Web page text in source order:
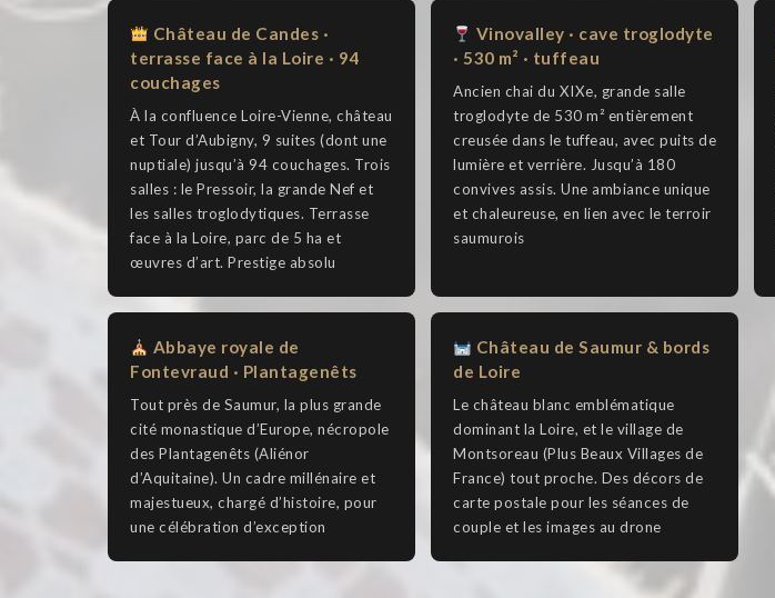
Château de Candes ·
terrasse face à la Loire · 94
couchages
À la confluence Loire-Vienne, château
et Tour d’Aubigny, 9 suites (dont une
nuptiale) jusqu’à 94 couchages. Trois
salles : le Pressoir, la grande Nef et
les salles troglodytiques. Terrasse
face à la Loire, parc de 5 ha et
œuvres d’art. Prestige absolu
Vinovalley · cave troglodyte
· 530 m² · tuffeau
Ancien chai du XIXe, grande salle
troglodyte de 530 m² entièrement
creusée dans le tuffeau, avec puits de
lumière et verrière. Jusqu’à 180
convives assis. Une ambiance unique
et chaleureuse, en lien avec le terroir
saumurois
Abbaye royale de
Fontevraud · Plantagenêts
Tout près de Saumur, la plus grande
cité monastique d’Europe, nécropole
des Plantagenêts (Aliénor
d’Aquitaine). Un cadre millénaire et
majestueux, chargé d’histoire, pour
une célébration d’exception
Château de Saumur & bords
de Loire
Le château blanc emblématique
dominant la Loire, et le village de
Montsoreau (Plus Beaux Villages de
France) tout proche. Des décors de
carte postale pour les séances de
couple et les images au drone